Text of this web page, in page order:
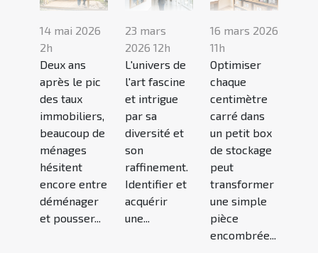
14 mai 2026
2h
Deux ans
après le pic
des taux
immobiliers,
beaucoup de
ménages
hésitent
encore entre
déménager
et pousser...
23 mars
2026 12h
L'univers de
l'art fascine
et intrigue
par sa
diversité et
son
raffinement.
Identifier et
acquérir
une...
16 mars 2026
11h
Optimiser
chaque
centimètre
carré dans
un petit box
de stockage
peut
transformer
une simple
pièce
encombrée...